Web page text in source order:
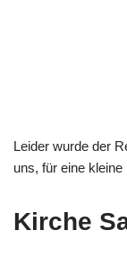
Leider wurde der
uns, für eine
Kirche